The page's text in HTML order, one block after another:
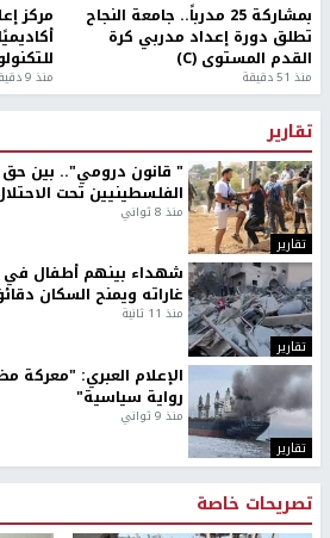
بمشاركة 25 مدرباً.. جامعة النجاح
تطلق دورة إعداد مدربي كرة
القدم المستوى (C)
منذ 51 دقيقة
مركز
منذ 9 دقيقة
تقارير
تقارير
" قانون درومي".. بين حق
الفلسطينيين تحت
منذ 8 ثواني
تقارير
شهداء بينهم أطفال في
غاراته ويمنح السكان
منذ 11 ثانية
تقارير
الإعلام العبري:
رواية سياسية"
منذ 9 ثواني
تصريحات خاصة